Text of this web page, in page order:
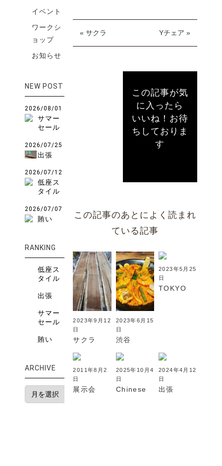
« サクラ Yチェア »
この記事が気
に入ったら
いいね！お待
ちしておりま
す
この記事のあとによく読まれ
ている記事
2023年9月12
日
サクラ
2023年6月15
日
渋谷
2023年5月25
日
TOKYO
2011年8月2
日
展示会
2025年10月4
日
Chinese
2024年4月12
日
出張
イベント
ワークシ
ョップ
お知らせ
NEW POST
2026/08/01
サマー
セール
2026/07/25
出張
2026/07/12
低座ス
タイル
2026/07/07
賄い
RANKING
低座ス
タイル
出張
サマー
セール
賄い
ARCHIVE